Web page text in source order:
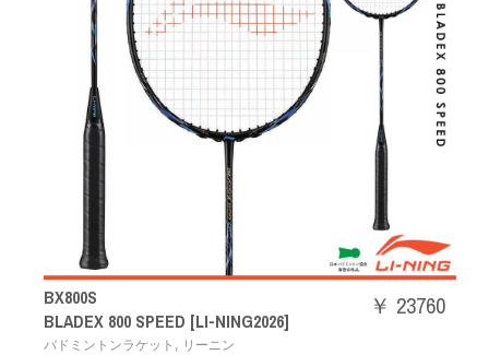
BX800S
BLADEX 800 SPEED [LI-NING2026]
バドミントンラケット , リーニン
￥ 23760